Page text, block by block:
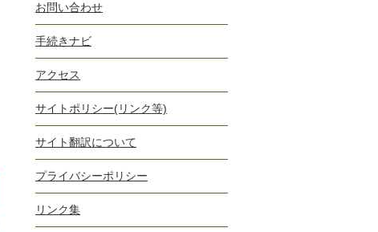
お問い合わせ
手続きナビ
アクセス
サイトポリシー(リンク等)
サイト翻訳について
プライバシーポリシー
リンク集